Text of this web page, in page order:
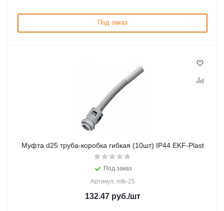
Под заказ
Муфта d25 труба-коробка гибкая (10шт) IP44 EKF-Plast
Под заказ
Артикул: mtk-25
132.47руб./шт